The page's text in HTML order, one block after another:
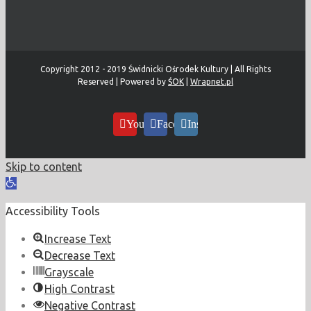
Copyright 2012 - 2019 Świdnicki Ośrodek Kultury | All Rights
Reserved | Powered by ŚOK Wrapnet.pl
YouTubeFacebookInstagram
Skip to content
Open
Accessibility Tools
Increase Text
Decrease Text
Grayscale
High Contrast
Negative Contrast